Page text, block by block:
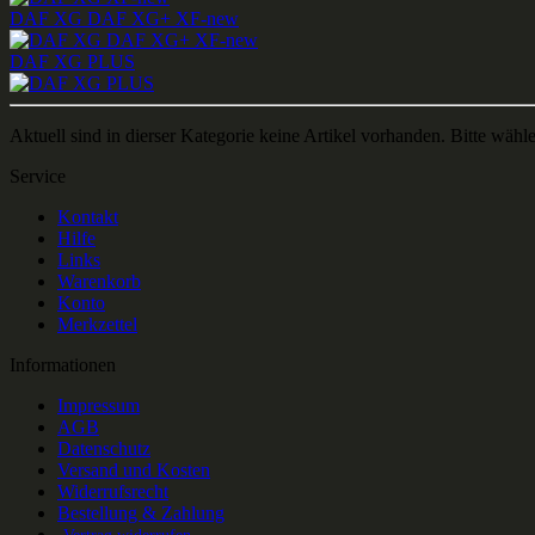
DAF XG DAF XG+ XF-new
DAF XG PLUS
Aktuell sind in dierser Kategorie keine Artikel vorhanden. Bitte
Service
Kontakt
Hilfe
Links
Warenkorb
Konto
Merkzettel
Informationen
Impressum
AGB
Datenschutz
Versand und Kosten
Widerrufsrecht
Bestellung & Zahlung